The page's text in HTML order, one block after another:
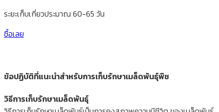
ระยะเก็บเกี่ยวประมาณ 60-65 วัน
ซื้อเลย
ข้อปฏิบัติที่แนะนำสำหรับการเก็บรักษาเมล็ดพันธุ์พืช
วิธีการเก็บรักษาเมล็ดพันธุ์